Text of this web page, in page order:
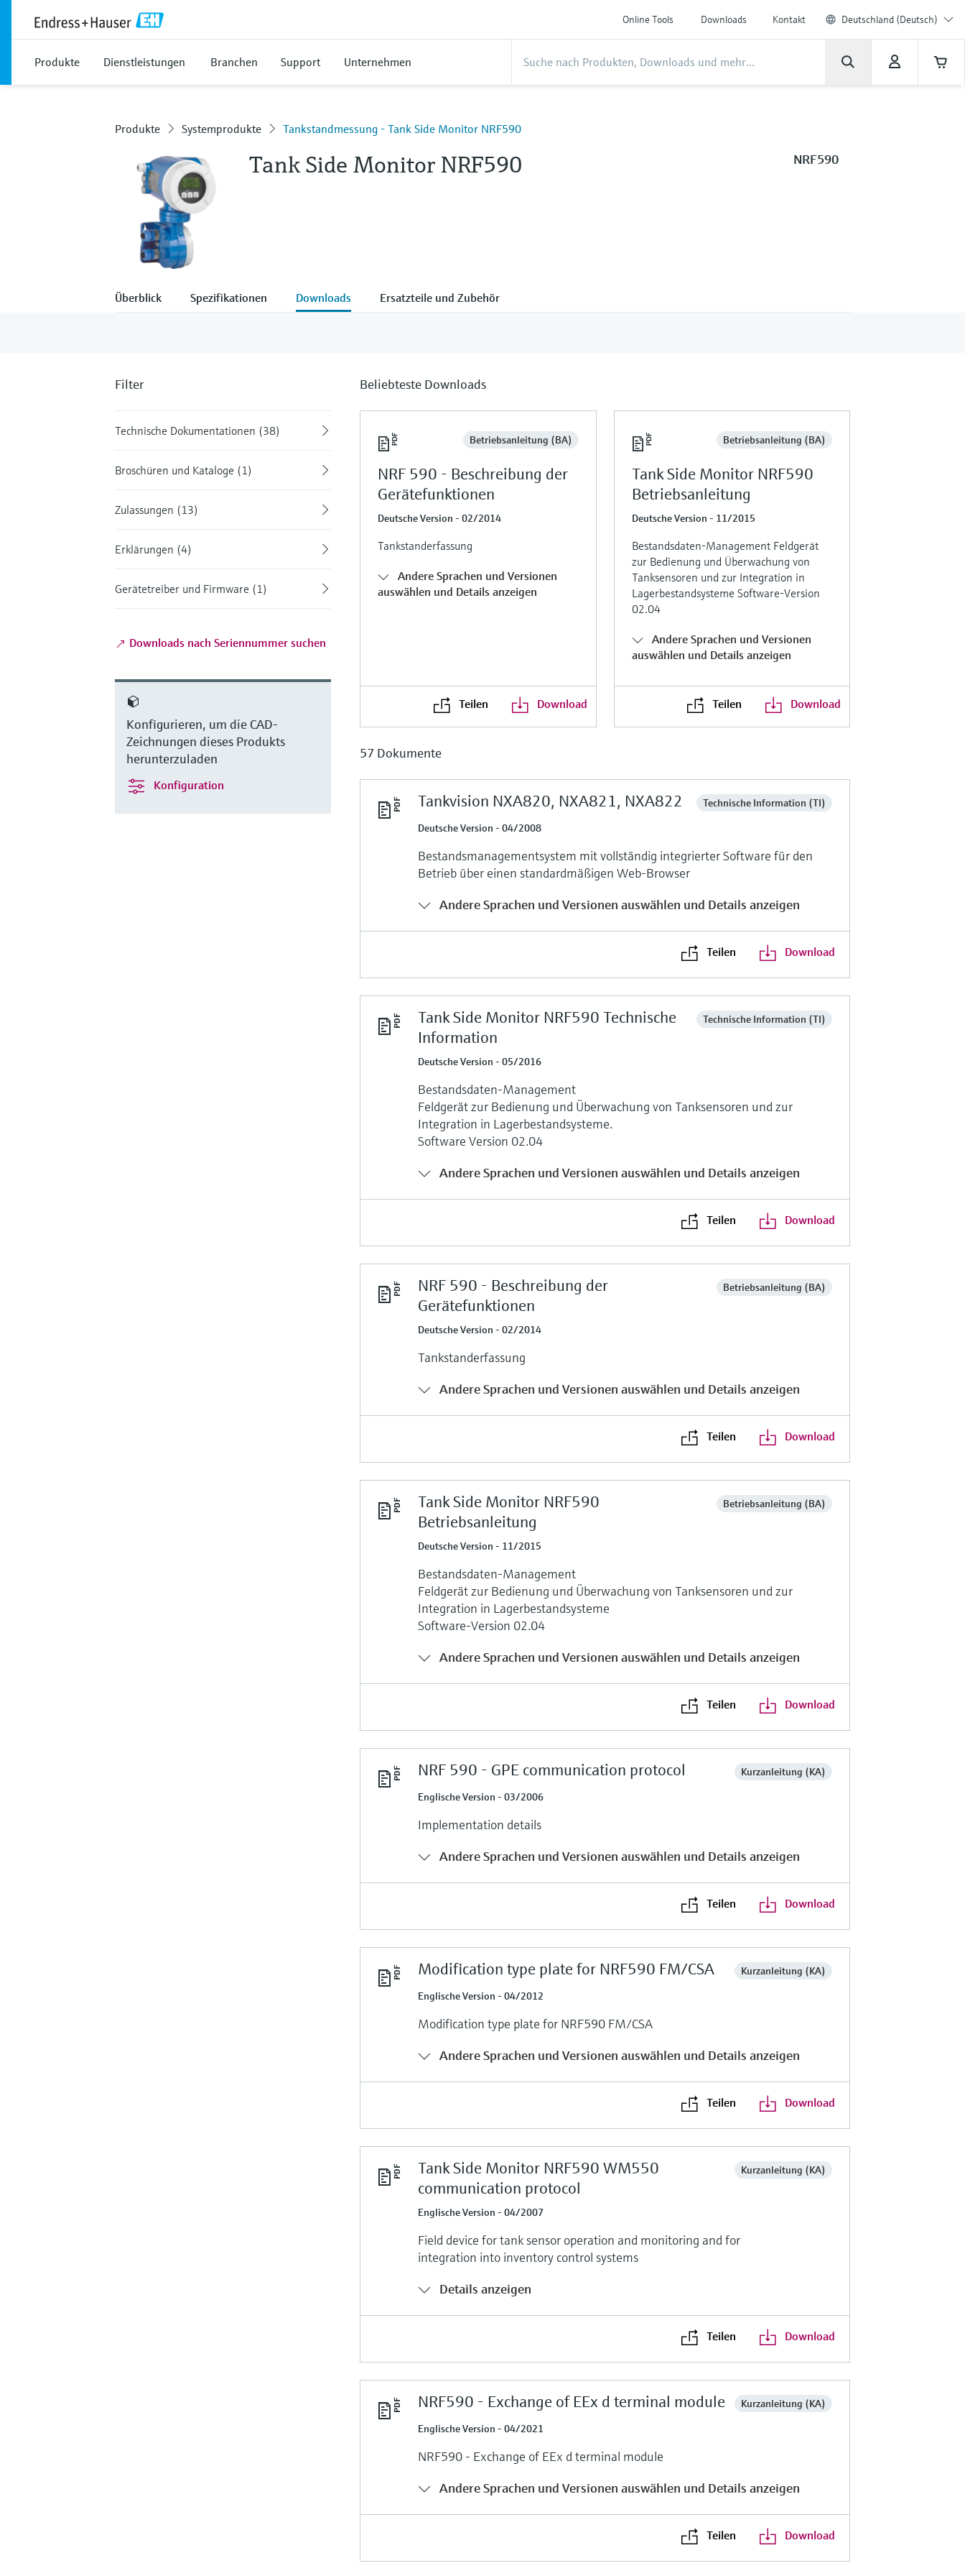
Online Tools Downloads Kontakt Deutschland (Deutsch)
Produkte Dienstleistungen Branchen Support Unternehmen
Produkte Systemprodukte Tankstandmessung - Tank Side Monitor NRF590
Tank Side Monitor NRF590 NRF590
Überblick Spezifikationen Downloads Ersatzteile und Zubehör
Filter
Technische Dokumentationen (38)
Broschüren und Kataloge (1)
Zulassungen (13)
Erklärungen (4)
Gerätetreiber und Firmware (1)
Downloads nach Seriennummer suchen
Konfigurieren, um die CAD-
Zeichnungen dieses Produkts
herunterzuladen
Konfiguration
Beliebteste Downloads
Betriebsanleitung (BA)
NRF 590 - Beschreibung der
Gerätefunktionen
Deutsche Version - 02/2014
Tankstanderfassung
Andere Sprachen und Versionen
auswählen und Details anzeigen
Teilen Download
Betriebsanleitung (BA)
Tank Side Monitor NRF590
Betriebsanleitung
Deutsche Version - 11/2015
Bestandsdaten-Management Feldgerät
zur Bedienung und Überwachung von
Tanksensoren und zur Integration in
Lagerbestandsysteme Software-Version
02.04
Andere Sprachen und Versionen
auswählen und Details anzeigen
Teilen Download
57 Dokumente
Tankvision NXA820, NXA821, NXA822
Technische Information (TI)
Deutsche Version - 04/2008
Bestandsmanagementsystem mit vollständig integrierter Software für den
Betrieb über einen standardmäßigen Web-Browser
Andere Sprachen und Versionen auswählen und Details anzeigen
Teilen Download
Tank Side Monitor NRF590 Technische
Information
Technische Information (TI)
Deutsche Version - 05/2016
Bestandsdaten-Management
Feldgerät zur Bedienung und Überwachung von Tanksensoren und zur
Integration in Lagerbestandsysteme.
Software Version 02.04
Andere Sprachen und Versionen auswählen und Details anzeigen
Teilen Download
NRF 590 - Beschreibung der
Gerätefunktionen
Betriebsanleitung (BA)
Deutsche Version - 02/2014
Tankstanderfassung
Andere Sprachen und Versionen auswählen und Details anzeigen
Teilen Download
Tank Side Monitor NRF590
Betriebsanleitung
Betriebsanleitung (BA)
Deutsche Version - 11/2015
Bestandsdaten-Management
Feldgerät zur Bedienung und Überwachung von Tanksensoren und zur
Integration in Lagerbestandsysteme
Software-Version 02.04
Andere Sprachen und Versionen auswählen und Details anzeigen
Teilen Download
NRF 590 - GPE communication protocol
Kurzanleitung (KA)
Englische Version - 03/2006
Implementation details
Andere Sprachen und Versionen auswählen und Details anzeigen
Teilen Download
Modification type plate for NRF590 FM/CSA
Kurzanleitung (KA)
Englische Version - 04/2012
Modification type plate for NRF590 FM/CSA
Andere Sprachen und Versionen auswählen und Details anzeigen
Teilen Download
Tank Side Monitor NRF590 WM550
communication protocol
Kurzanleitung (KA)
Englische Version - 04/2007
Field device for tank sensor operation and monitoring and for
integration into inventory control systems
Details anzeigen
Teilen Download
NRF590 - Exchange of EEx d terminal module
Kurzanleitung (KA)
Englische Version - 04/2021
NRF590 - Exchange of EEx d terminal module
Andere Sprachen und Versionen auswählen und Details anzeigen
Teilen Download